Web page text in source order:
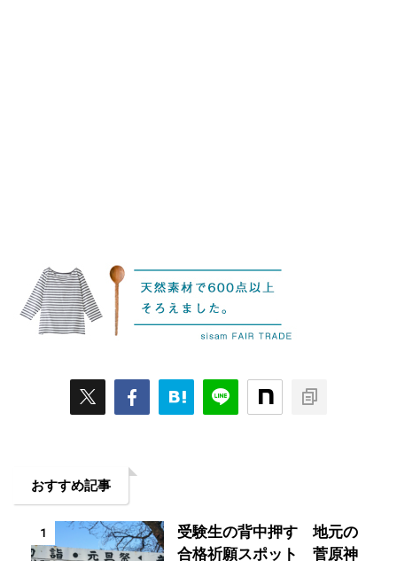
おすすめ記事
1
受験生の背中押す 地元の
合格祈願スポット 菅原神